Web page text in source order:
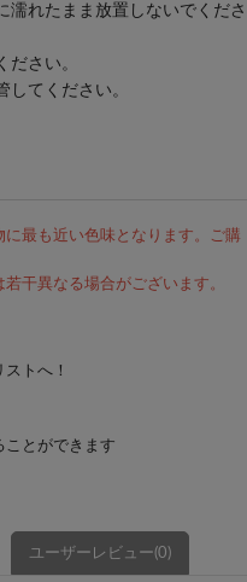
濡れたまま放置しないでくださ
ださい。
てください。
最も近い色味となります。ご購
干異なる場合がございます。
トへ！
ことができます
ユーザーレビュー(0)